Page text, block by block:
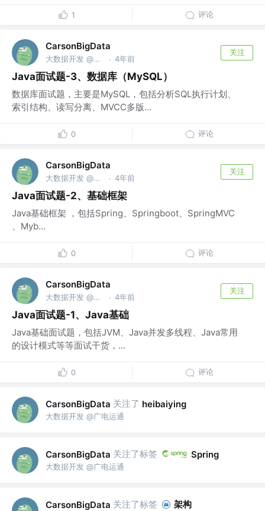
1 评论
CarsonBigData
大数据开发 @广电运通 · 4年前
关注
Java面试题-3、数据库（MySQL）
数据库面试题，主要是MySQL，包括分析SQL执行计划、
索引结构、读写分离、MVCC多版...
0 评论
CarsonBigData
大数据开发 @广电运通 · 4年前
关注
Java面试题-2、基础框架
Java基础框架 ，包括Spring、Springboot、SpringMVC
、Myb...
0 评论
CarsonBigData
大数据开发 @广电运通 · 4年前
关注
Java面试题-1、Java基础
Java基础面试题，包括JVM、Java并发多线程、Java常用
的设计模式等等面试干货，...
0 评论
CarsonBigData 关注了 heibaiying
大数据开发 @广电运通
CarsonBigData 关注了标签 Spring
大数据开发 @广电运通
CarsonBigData 关注了标签 架构